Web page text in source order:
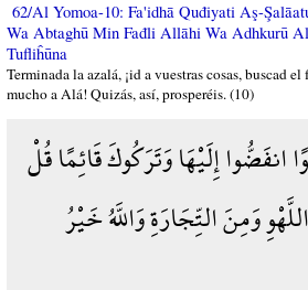
62/Al Yomoa-10: Fa'idhā Quđiyati Aş-
Wa Abtaghū Min Fađli Allāhi Wa Adhkurū
Tufliĥūna
Terminada la azalá, ¡id a vuestras cosas, buscad
mucho a Alá! Quizás, así, prosperéis. (10)
انفَضُّوا إِلَيْهَا وَتَرَكُوكَ قَائِمًا قُلْ
وَمِنَ التِّجَارَةِ وَاللَّهُ خَيْرُ